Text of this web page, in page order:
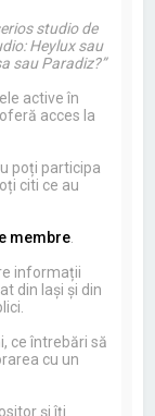
studio de
Heylux sau
sau Paradiz?”
active în
acces la
poți participa
citi ce au
membre
informații
din Iași și din
ce întrebări să
cu un
și îți